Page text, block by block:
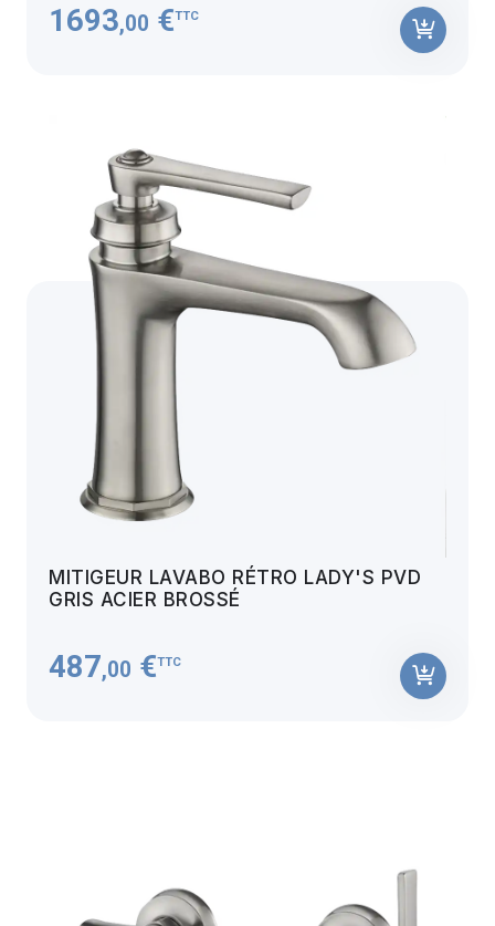
1693,00 €TTC
MITIGEUR LAVABO RÉTRO LADY'S PVD
GRIS ACIER BROSSÉ
487,00 €TTC